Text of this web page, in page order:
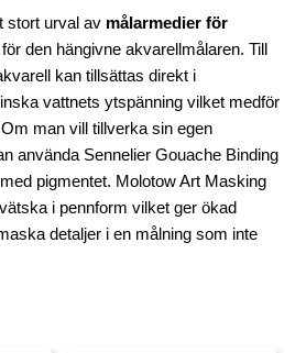
stort urval av målarmedier för
för den hängivne akvarellmålaren. Till
kan tillsättas direkt i
vattnets ytspänning vilket medför
man vill tillverka sin egen
använda Sennelier Gouache Binding
pigmentet. Molotow Art Masking
i pennform vilket ger ökad
detaljer i en målning som inte